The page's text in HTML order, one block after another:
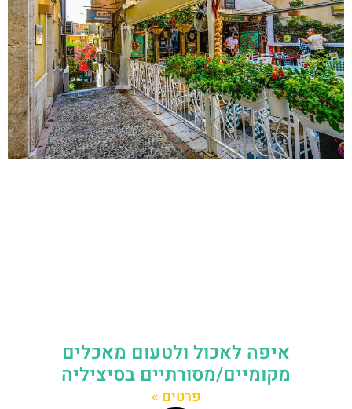
איפה לאכול ולטעום מאכלים
מקומיים/מסורתיים בסיציליה
פרטים »